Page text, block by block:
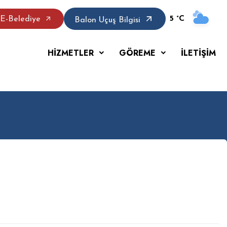
E-Belediye Balon Uçuş Bilgisi 5 °C
HİZMETLER GÖREME İLETİŞİM